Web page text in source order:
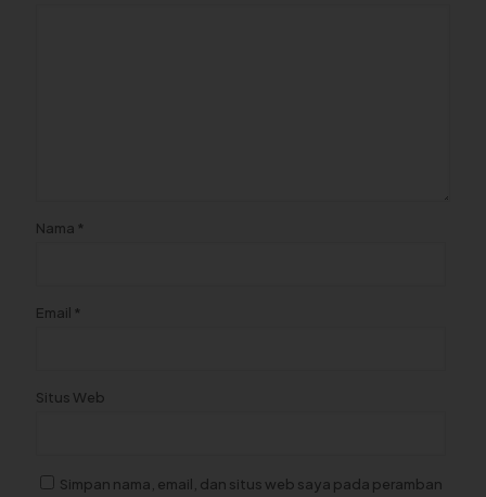
Nama *
Email *
Situs Web
Simpan nama, email, dan situs web saya pada peramban